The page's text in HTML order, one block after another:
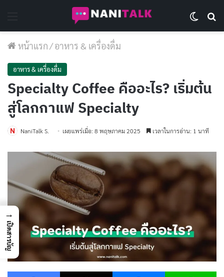
หน้าแรก/อาหาร & เครื่องดื่ม
อาหาร & เครื่องดื่ม
Specialty Coffee คืออะไร? เริ่มต้น
สู่โลกกาแฟ Specialty
NaniTalk S. เผยแพร่เมื่อ: 8 พฤษภาคม 2025 เวลาในการอ่าน: 1 นาที
Facebook X Messenger
→
เปิดสารบัญ